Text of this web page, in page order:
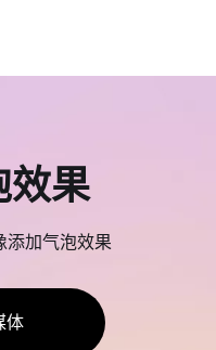
效果
添加气泡效果
体